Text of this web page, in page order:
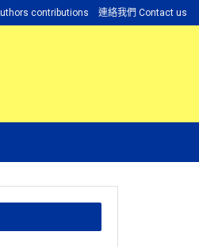
contributions 連絡我們 Contact us